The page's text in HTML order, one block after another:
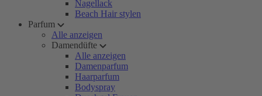
Nagellack
Beach Hair stylen
Parfum
Alle anzeigen
Damendüfte
Alle anzeigen
Damenparfum
Haarparfum
Bodyspray